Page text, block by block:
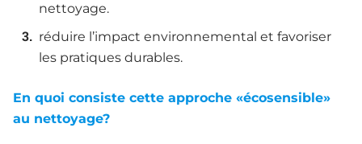
nettoyage.
réduire l’impact environnemental et favoriser
les pratiques durables.
En quoi consiste cette approche «écosensible»
au nettoyage?